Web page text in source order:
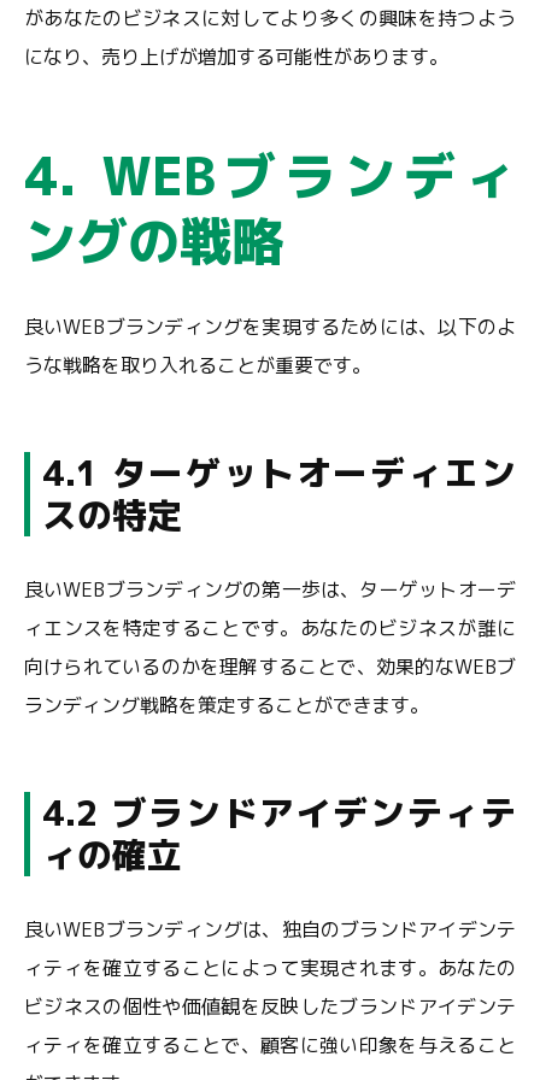
があなたのビジネスに対してより多くの興味を持つよう
になり、売り上げが増加する可能性があります。
4. WEBブランディ
ングの戦略
良いWEBブランディングを実現するためには、以下のよ
うな戦略を取り入れることが重要です。
4.1 ターゲットオーディエン
スの特定
良いWEBブランディングの第一歩は、ターゲットオーデ
ィエンスを特定することです。あなたのビジネスが誰に
向けられているのかを理解することで、効果的なWEBブ
ランディング戦略を策定することができます。
4.2 ブランドアイデンティテ
ィの確立
良いWEBブランディングは、独自のブランドアイデンテ
ィティを確立することによって実現されます。あなたの
ビジネスの個性や価値観を反映したブランドアイデンテ
ィティを確立することで、顧客に強い印象を与えること